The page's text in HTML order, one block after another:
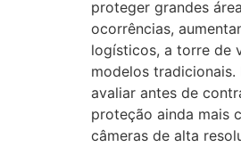
proteger grandes
ocorrências,
logísticos, a torre de
modelos
avaliar antes de
proteção ainda mais
câmeras de alta